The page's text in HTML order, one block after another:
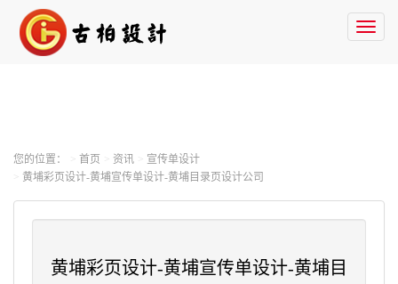
您的位置： 首页 资讯
宣传单设计
黄埔彩页设计-黄埔宣传单设计-黄埔目录页设计公司
黄埔彩页设计-黄埔宣传单设计-黄埔目